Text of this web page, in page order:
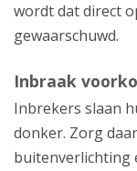
wordt dat direct
gewaarschuwd.
Inbraak
Inbrekers slaan
donker. Zorg
buitenverlichting